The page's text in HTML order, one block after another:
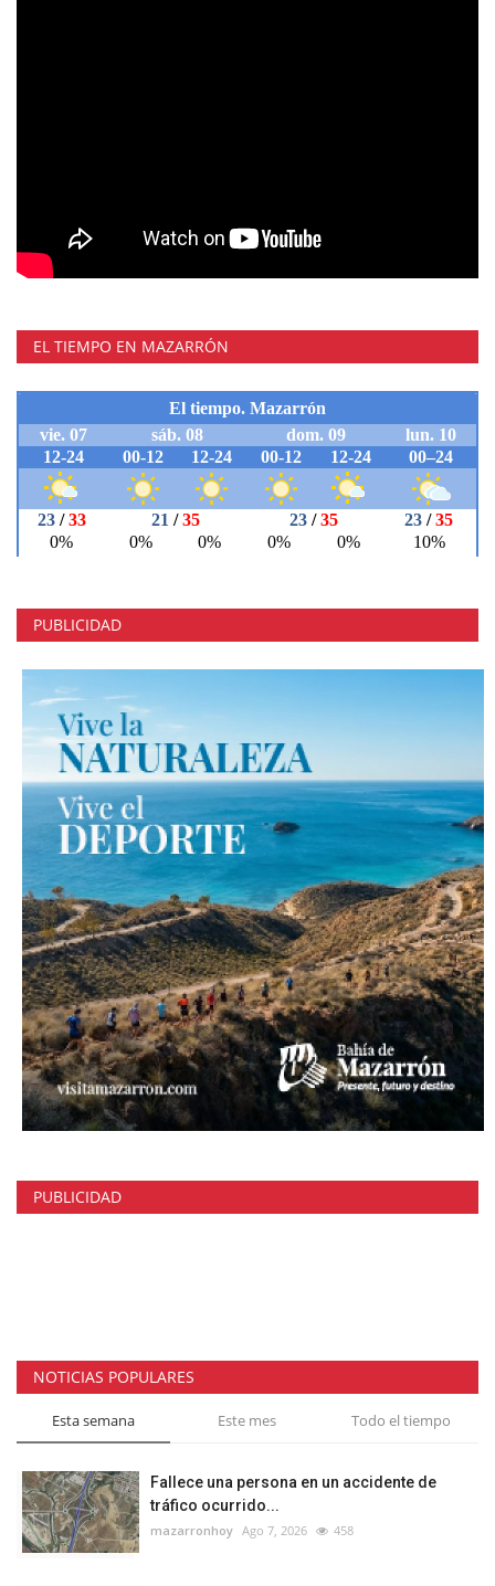
EL TIEMPO EN MAZARRÓN
PUBLICIDAD
PUBLICIDAD
NOTICIAS POPULARES
Esta semana Este mes Todo el tiempo
Fallece una persona en un accidente de
tráfico ocurrido...
mazarronhoy Ago 7, 2026 458